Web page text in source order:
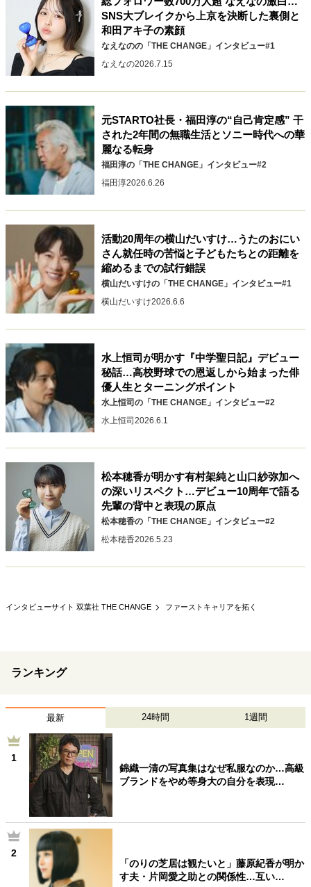
経営・ビジネス
リーダーの流儀 変革の原動力
次世代へのバトン
トップが描く未来
マインドセット
重圧との向き合い方 一流のルーティン
忘れられない言葉
10代・20代の土台
40代からの景色 50代のリアル
美しさの哲学
パートナーとの歩み方
親になるということ
病が教えてくれたこと
移住という選択
熱狂できるもの
一生モノの愛用品
私を彩るエッセンス
60代のネクストステージ
社会・カルチャー・マネー
地域とつながる/お金との付き合い方
SNS大ブレイクから上京を決断した裏側と
和田アキ子の素顔
なえなのの「THE CHANGE」インタビュー#1
なえなの2026.7.15
元STARTO社長・福田淳の“自己肯定感” 干
された2年間の無職生活とソニー時代への華
麗なる転身
福田淳の「THE CHANGE」インタビュー#2
福田淳2026.6.26
活動20周年の横山だいすけ…うたのおにい
さん就任時の苦悩と子どもたちとの距離を
縮めるまでの試行錯誤
横山だいすけの「THE CHANGE」インタビュー#1
横山だいすけ2026.6.6
水上恒司が明かす『中学聖日記』デビュー
秘話…高校野球での恩返しから始まった俳
優人生とターニングポイント
水上恒司の「THE CHANGE」インタビュー#2
水上恒司2026.6.1
松本穂香が明かす有村架純と山口紗弥加へ
の深いリスペクト…デビュー10周年で語る
先輩の背中と表現の原点
松本穂香の「THE CHANGE」インタビュー#2
松本穂香2026.5.23
インタビューサイト 双葉社 THE CHANGE ファーストキャリアを拓く
ランキング
最新 24時間 1週間
1
錦織一清の写真集はなぜ私服なのか…高級
ブランドをやめ等身大の自分を表現…
2
「のりの芝居は観たいと」藤原紀香が明か
す夫・片岡愛之助との関係性…互い…